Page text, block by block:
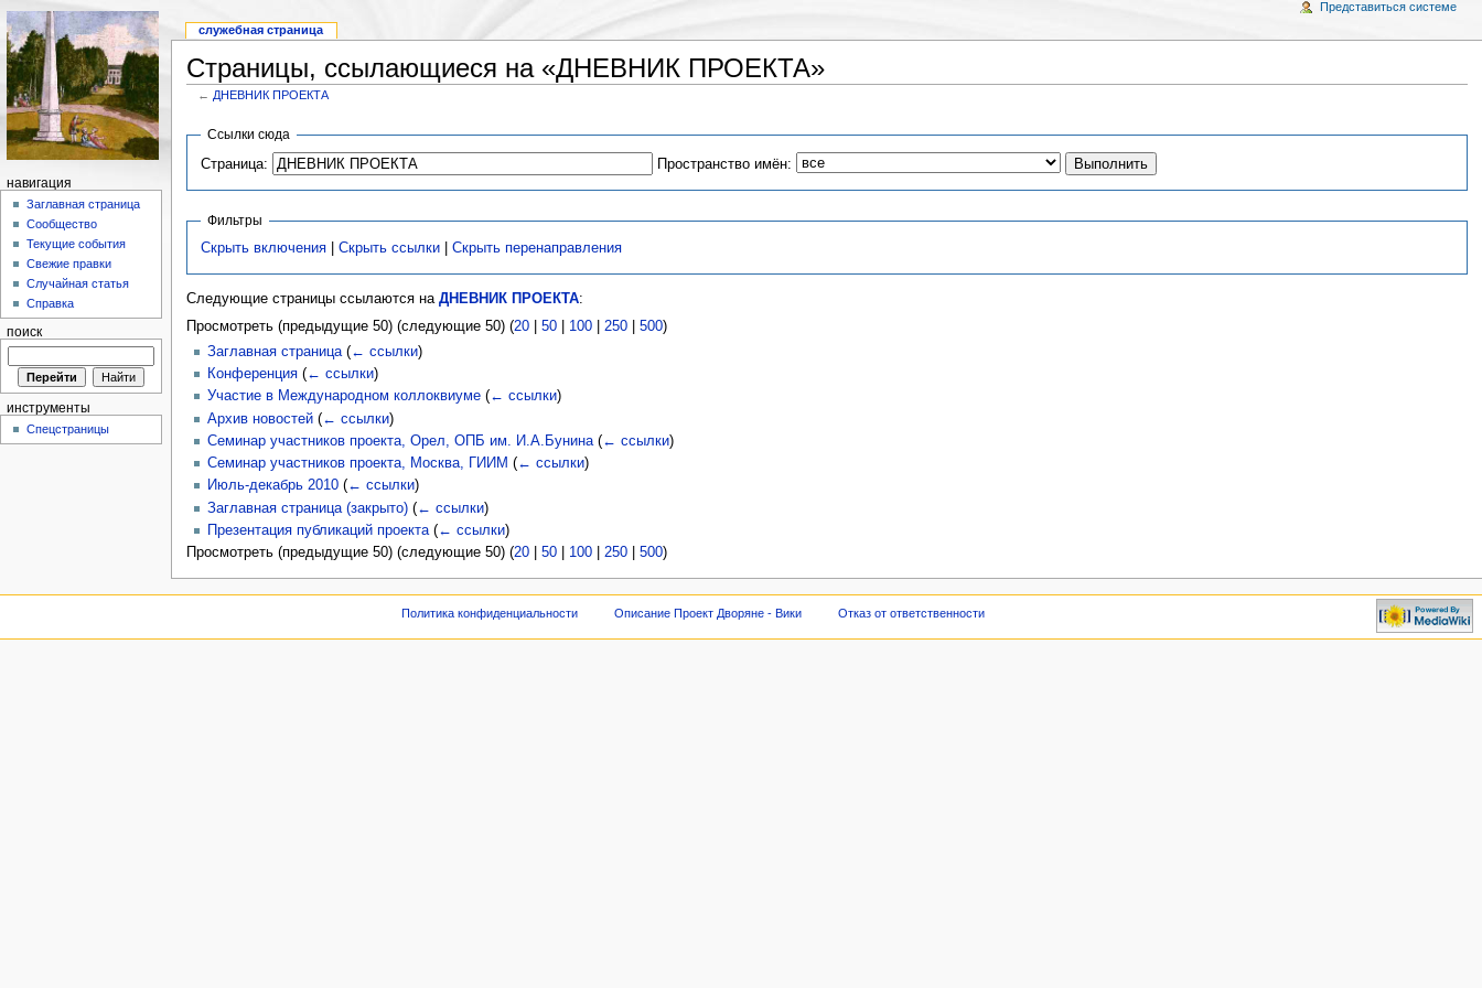
Страницы, ссылающиеся на «ДНЕВНИК ПРОЕКТА»
← ДНЕВНИК ПРОЕКТА
Ссылки сюда
Страница:
Пространство имён:
Фильтры
Скрыть включения |Скрыть ссылки |Скрыть перенаправления
Следующие страницы ссылаются на ДНЕВНИК ПРОЕКТА:
Просмотреть (предыдущие 50) (следующие 50) (20| 50| 100| 250| 500)
Заглавная страница (← ссылки)
Конференция (← ссылки)
Участие в Международном коллоквиуме (← ссылки)
Архив новостей (← ссылки)
Семинар участников проекта, Орел, ОПБ им. И.А.Бунина (← ссылки)
Семинар участников проекта, Москва, ГИИМ (← ссылки)
Июль-декабрь 2010 (← ссылки)
Заглавная страница (закрыто) (← ссылки)
Презентация публикаций проекта (← ссылки)
Просмотреть (предыдущие 50) (следующие 50) (20| 50| 100| 250| 500)
служебная страница
Представиться системе
навигация
Заглавная страница
Сообщество
Текущие события
Свежие правки
Случайная статья
Справка
поиск
инструменты
Спецстраницы
Политика конфиденциальности Описание Проект Дворяне - Вики Отказ от ответственности